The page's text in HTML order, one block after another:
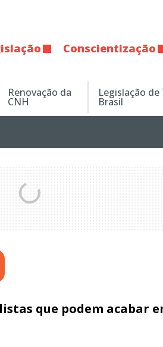
Conscientização
Renovação da
CNH
Legislação
Brasil
que podem acabar